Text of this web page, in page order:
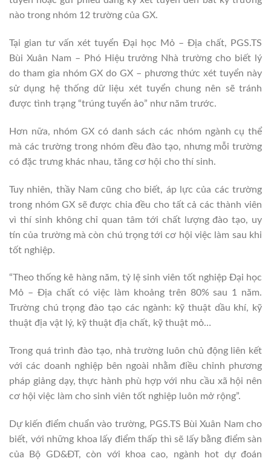
nào trong nhóm 12 trường của GX.
Tại gian tư vấn xét tuyển Đại học Mỏ – Địa chất, PGS.TS
Bùi Xuân Nam – Phó Hiệu trưởng Nhà trường cho biết lý
do tham gia nhóm GX do GX – phương thức xét tuyển này
sử dụng hệ thống dữ liệu xét tuyển chung nên sẽ tránh
được tình trạng “trúng tuyển ảo” như năm trước.
Hơn nữa, nhóm GX có danh sách các nhóm ngành cụ thể
mà các trường trong nhóm đều đào tạo, nhưng mỗi trường
có đặc trưng khác nhau, tăng cơ hội cho thí sinh.
Tuy nhiên, thầy Nam cũng cho biết, áp lực của các trường
trong nhóm GX sẽ được chia đều cho tất cả các thành viên
vì thí sinh không chỉ quan tâm tới chất lượng đào tạo, uy
tín của trường mà còn chú trọng tới cơ hội việc làm sau khi
tốt nghiệp.
“Theo thống kê hàng năm, tỷ lệ sinh viên tốt nghiệp Đại học
Mỏ – Địa chất có việc làm khoảng trên 80% sau 1 năm.
Trường chú trọng đào tạo các ngành: kỹ thuật dầu khí, kỹ
thuật địa vật lý, kỹ thuật địa chất, kỹ thuật mỏ…
Trong quá trình đào tạo, nhà trường luôn chủ động liên kết
với các doanh nghiệp bên ngoài nhằm điều chỉnh phương
pháp giảng dạy, thực hành phù hợp với nhu cầu xã hội nên
cơ hội việc làm cho sinh viên tốt nghiệp luôn mở rộng”.
Dự kiến điểm chuẩn vào trường, PGS.TS Bùi Xuân Nam cho
biết, với những khoa lấy điểm thấp thì sẽ lấy bằng điểm sàn
của Bộ GD&ĐT, còn với khoa cao, ngành hot dự đoán